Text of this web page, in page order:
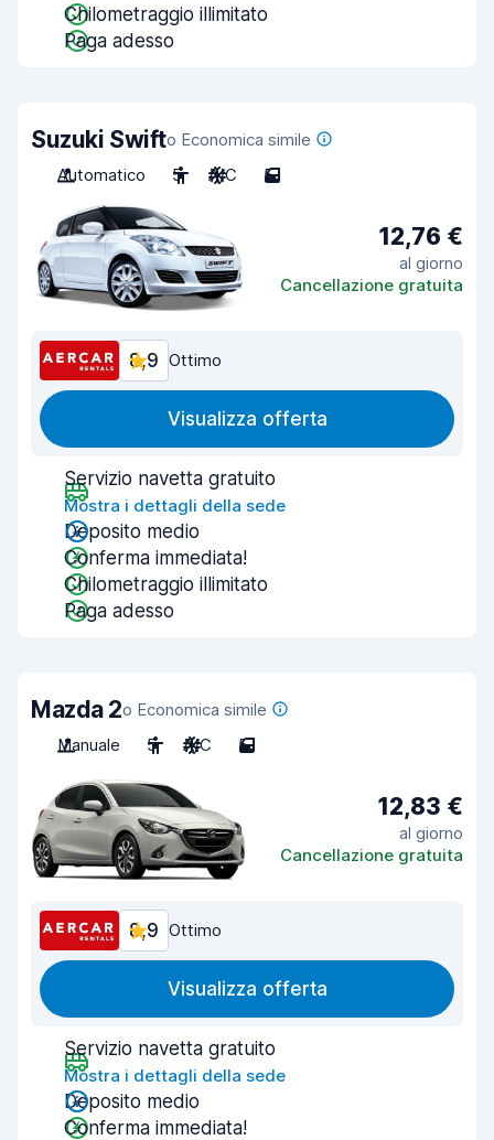
Chilometraggio illimitato
Paga adesso
Suzuki Swifto Economica simile
Automatico
5 A/C 5
12,76 €
al giorno
Cancellazione gratuita
8,9 Ottimo
Visualizza offerta
Servizio navetta gratuito
Mostra i dettagli della sede
Deposito medio
Conferma immediata!
Chilometraggio illimitato
Paga adesso
Mazda 2o Economica simile
Manuale
5 A/C 5
12,83 €
al giorno
Cancellazione gratuita
8,9 Ottimo
Visualizza offerta
Servizio navetta gratuito
Mostra i dettagli della sede
Deposito medio
Conferma immediata!